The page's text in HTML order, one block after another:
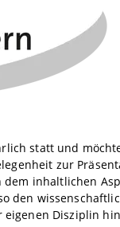
statt und
zur
dem inhaltlichen
den
Disziplin